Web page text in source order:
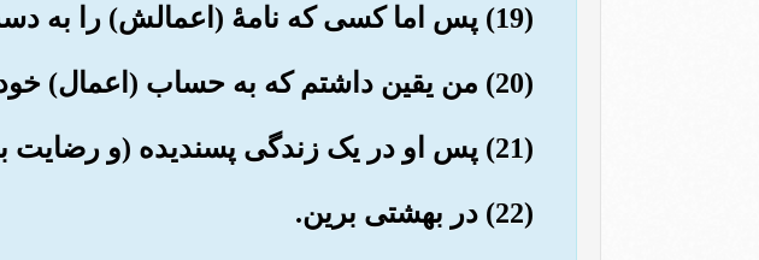
(19) پس اما کسی که نامۀ (اعمالش) را به دست راستش دهند, گوید:«بیایید نامۀ (اعمال) مرا بخوانید!
(20) من یقین داشتم که به حساب (اعمال) خودم خواهم رسید».
(21) پس او در یک زندگی پسندیده (و رضایت بخشی) خواهد بود.
(22) در بهشتی برین.